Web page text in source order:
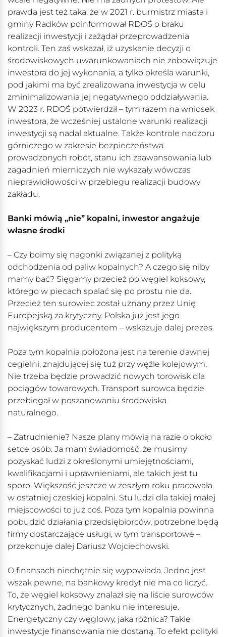
prawda jest też taka, że w 2021 r. burmistrz miasta i
gminy Radków poinformował RDOŚ o braku
realizacji inwestycji i zażądał przeprowadzenia
kontroli. Ten zaś wskazał, iż uzyskanie decyzji o
środowiskowych uwarunkowaniach nie zobowiązuje
inwestora do jej wykonania, a tylko określa warunki,
pod jakimi ma być zrealizowana inwestycja w celu
zminimalizowania jej negatywnego oddziaływania.
W 2023 r. RDOŚ potwierdził – tym razem na wniosek
inwestora, że wcześniej ustalone warunki realizacji
inwestycji są nadal aktualne. Także kontrole nadzoru
górniczego w zakresie bezpieczeństwa
prowadzonych robót, stanu ich zaawansowania lub
zagadnień mierniczych nie wykazały wówczas
nieprawidłowości w przebiegu realizacji budowy
zakładu.
Banki mówią „nie” kopalni, inwestor angażuje
własne środki
– Czy boimy się nagonki związanej z polityką
odchodzenia od paliw kopalnych? A czego się niby
mamy bać? Sięgamy przecież po węgiel koksowy,
którego w piecach spalać się po prostu nie da.
Przecież ten surowiec został uznany przez Unię
Europejską za krytyczny. Polska już jest jego
największym producentem – wskazuje dalej prezes.
Poza tym kopalnia położona jest na terenie dawnej
cegielni, znajdującej się tuż przy węźle kolejowym.
Nie trzeba będzie prowadzić nowych torowisk dla
pociągów towarowych. Transport surowca będzie
przebiegał w poszanowaniu środowiska
naturalnego.
– Zatrudnienie? Nasze plany mówią na razie o około
setce osób. Ja mam świadomość, że musimy
pozyskać ludzi z określonymi umiejętnościami,
kwalifikacjami i uprawnieniami, ale takich jest tu
sporo. Większość jeszcze w zeszłym roku pracowała
w ostatniej czeskiej kopalni. Stu ludzi dla takiej małej
miejscowości to już coś. Poza tym kopalnia powinna
pobudzić działania przedsiębiorców, potrzebne będą
firmy dostarczające usługi, w tym transportowe –
przekonuje dalej Dariusz Wojciechowski.
O finansach niechętnie się wypowiada. Jedno jest
wszak pewne, na bankowy kredyt nie ma co liczyć.
To, że węgiel koksowy znalazł się na liście surowców
krytycznych, żadnego banku nie interesuje.
Energetyczny czy węglowy, jaka różnica? Takie
inwestycje finansowania nie dostaną. To efekt polityki